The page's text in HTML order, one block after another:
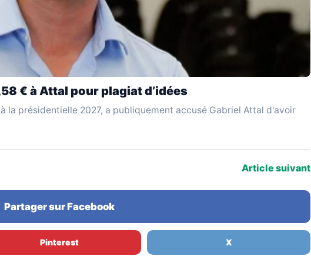
€ à Attal pour plagiat d’idées
la présidentielle 2027, a publiquement accusé Gabriel Attal d'avoir
Article suivant
Partager sur Facebook
Pinterest X